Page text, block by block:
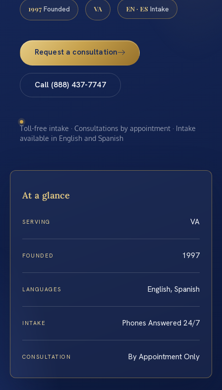
1997 Founded VA EN · ES Intake
Request a consultation
Call (888) 437-7747
Toll-free intake · Consultations by appointment · Intake
available in English and Spanish
At a glance
SERVING VA
FOUNDED 1997
LANGUAGES English, Spanish
INTAKE Phones Answered 24/7
CONSULTATION By Appointment Only